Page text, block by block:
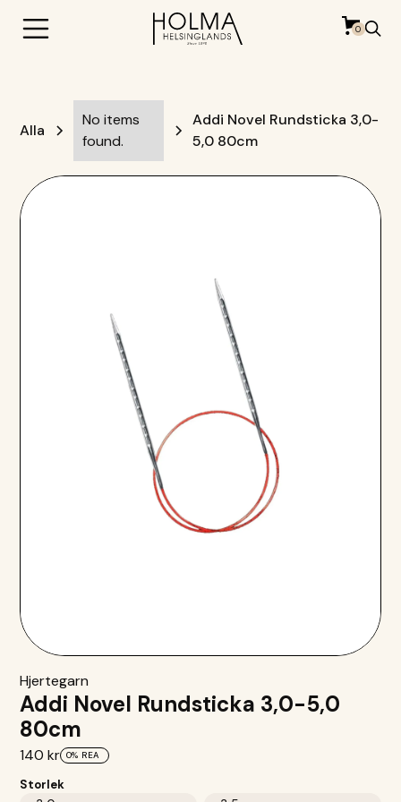
0
Alla
No items
found.
Addi Novel Rundsticka 3,0-
5,0 80cm
Hjertegarn
Addi Novel Rundsticka 3,0-5,0
80cm
140 kr 0% REA
Storlek